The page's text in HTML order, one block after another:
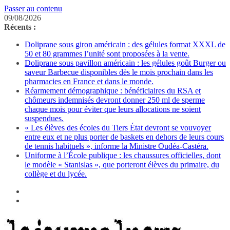
Passer au contenu
09/08/2026
Récents :
Doliprane sous giron américain : des gélules format XXXL de
50 et 80 grammes l’unité sont proposées à la vente.
Doliprane sous pavillon américain : les gélules goût Burger ou
saveur Barbecue disponibles dès le mois prochain dans les
pharmacies en France et dans le monde.
Réarmement démographique : bénéficiaires du RSA et
chômeurs indemnisés devront donner 250 ml de sperme
chaque mois pour éviter que leurs allocations ne soient
suspendues.
« Les élèves des écoles du Tiers État devront se vouvoyer
entre eux et ne plus porter de baskets en dehors de leurs cours
de tennis habituels », informe la Ministre Oudéa-Castéra.
Uniforme à l’École publique : les chaussures officielles, dont
le modèle « Stanislas », que porteront élèves du primaire, du
collège et du lycée.